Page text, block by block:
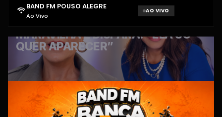
BAND FM POUSO ALEGRE
Ao Vivo
AO VIVO